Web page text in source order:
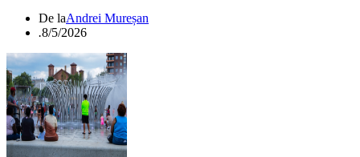
De laAndrei Mureșan
.8/5/2026